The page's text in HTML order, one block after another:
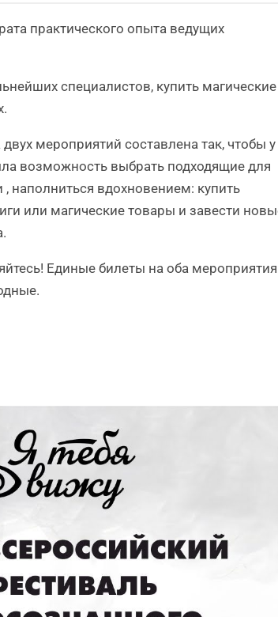
практического опыта ведущих
специалистов, купить магические
мероприятий составлена так, чтобы у
возможность выбрать подходящие для
, наполниться вдохновением: купить
или магические товары и завести
Единые билеты на оба